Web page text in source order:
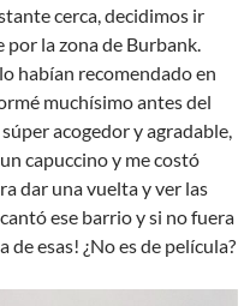
cerca, decidimos ir
la zona de Burbank.
habían recomendado en
muchísimo antes del
acogedor y agradable,
capuccino y me costó
dar una vuelta y ver las
ese barrio y si no fuera
esas! ¿No es de película?